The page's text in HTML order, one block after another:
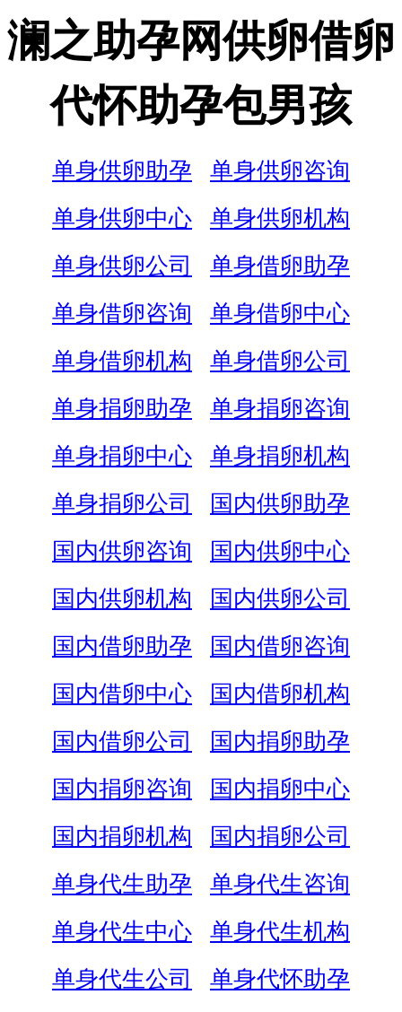
澜之助孕网供卵借卵
代怀助孕包男孩
单身供卵助孕
单身供卵咨询
单身供卵中心
单身供卵机构
单身供卵公司
单身借卵助孕
单身借卵咨询
单身借卵中心
单身借卵机构
单身借卵公司
单身捐卵助孕
单身捐卵咨询
单身捐卵中心
单身捐卵机构
单身捐卵公司
国内供卵助孕
国内供卵咨询
国内供卵中心
国内供卵机构
国内供卵公司
国内借卵助孕
国内借卵咨询
国内借卵中心
国内借卵机构
国内借卵公司
国内捐卵助孕
国内捐卵咨询
国内捐卵中心
国内捐卵机构
国内捐卵公司
单身代生助孕
单身代生咨询
单身代生中心
单身代生机构
单身代生公司
单身代怀助孕